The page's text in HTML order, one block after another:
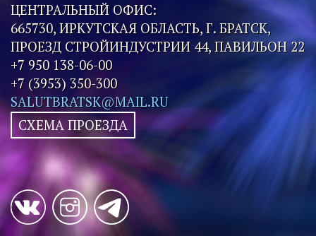
ЦЕНТРАЛЬНЫЙ ОФИС:
665730, ИРКУТСКАЯ ОБЛАСТЬ, Г. БРАТСК,
ПРОЕЗД СТРОЙИНДУСТРИИ 44, ПАВИЛЬОН 22
+7 950 138-06-00
+7 (3953) 350-300
SALUTBRATSK@MAIL.RU
СХЕМА ПРОЕЗДА